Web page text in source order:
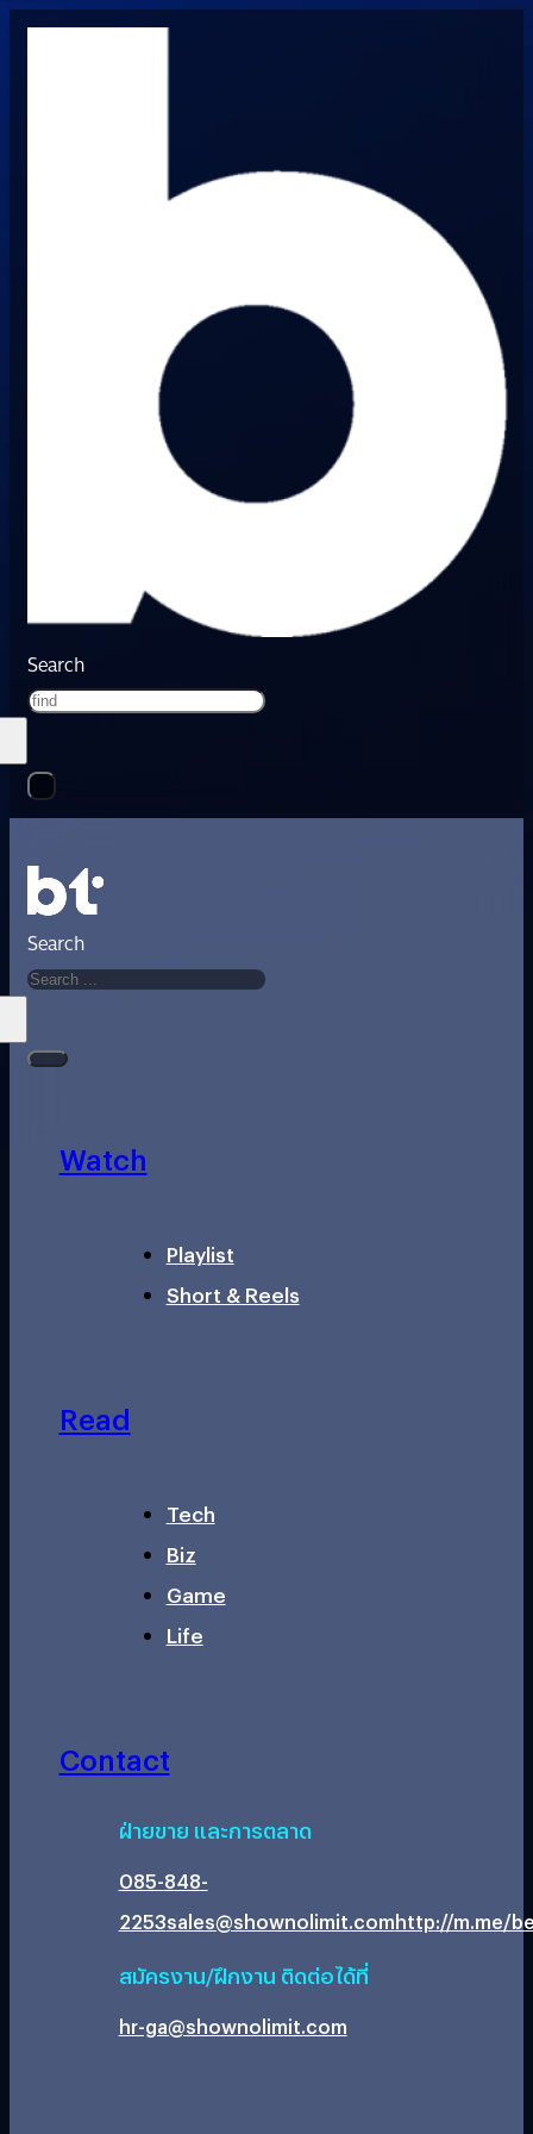
Search
Search
Watch
Playlist
Short & Reels
Read
Tech
Biz
Game
Life
Contact
ฝ่ายขาย และการตลาด
085-848-
2253sales@shownolimit.comhttp://m.me/
สมัครงาน/ฝึกงาน ติดต่อได้ที่
hr-ga@shownolimit.com